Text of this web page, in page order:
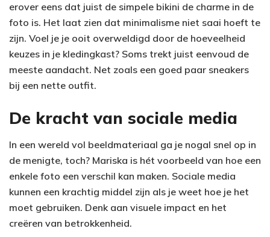
erover eens dat juist de simpele bikini de charme in de
foto is. Het laat zien dat minimalisme niet saai hoeft te
zijn. Voel je je ooit overweldigd door de hoeveelheid
keuzes in je kledingkast? Soms trekt juist eenvoud de
meeste aandacht. Net zoals een goed paar sneakers
bij een nette outfit.
De kracht van sociale media
In een wereld vol beeldmateriaal ga je nogal snel op in
de menigte, toch? Mariska is hét voorbeeld van hoe een
enkele foto een verschil kan maken. Sociale media
kunnen een krachtig middel zijn als je weet hoe je het
moet gebruiken. Denk aan visuele impact en het
creëren van betrokkenheid.